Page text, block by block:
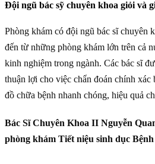
Đội ngũ bác sỹ chuyên khoa giỏi và
Phòng khám có đội ngũ bác sĩ chuyên
đến từ những phòng khám lớn trên cả
kinh nghiệm trong ngành. Các bác sĩ
thuận lợi cho việc chẩn đoán chính xác
đồ chữa bệnh nhanh chóng, hiệu quả
Bác Sĩ Chuyên Khoa II Nguyễn
phòng khám Tiết niệu sinh dục